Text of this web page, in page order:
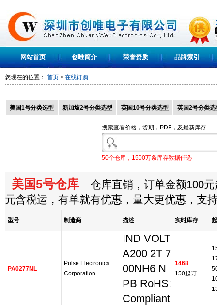
网站首页 创唯简介 荣誉资质 品牌索引
您现在的位置： 首页 > 在线订购
美国1号分类选型 新加坡2号分类选型 英国10号分类选型 英国2号分类选
搜索查看价格，货期，PDF，及最新库存
50个仓库，1500万条库存数据任选
美国5号仓库 仓库直销，订单金额100元
元含税运，有单就有优惠，量大更优惠，支
型号 制造商 描述 实时库存
PA0277NL
Pulse Electronics
Corporation
IND VOLT
A200 2T 7
00NH6 N
PB RoHS:
Compliant
1468
150起订